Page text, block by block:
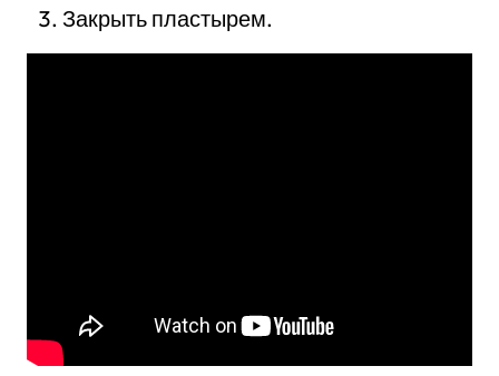
Закрыть пластырем.